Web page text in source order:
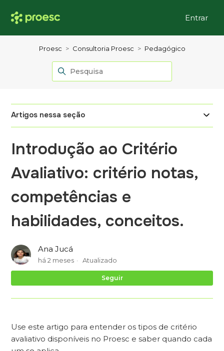
Entrar
Proesc Consultoria Proesc Pedagógico
Artigos nessa seção
Introdução ao Critério
Avaliativo: critério notas,
competências e
habilidades, conceitos.
Ana Jucá
há 2 meses Atualizado
Seguir
Use este artigo para entender os tipos de critério
avaliativo disponíveis no Proesc e saber quando cada